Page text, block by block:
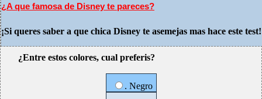
¿A que famosa de Disney te pareces?
¡Si queres saber a que chica Disney te asemejas mas hace este test!
¿Entre estos colores, cual preferis?
. Negro